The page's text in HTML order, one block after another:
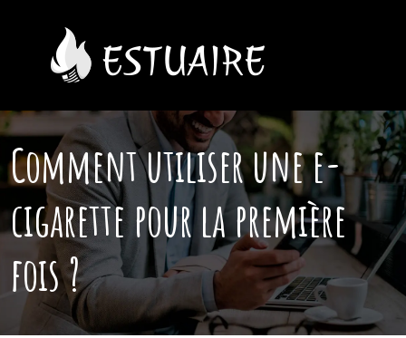
Comment utiliser une e-
cigarette pour la première
fois ?